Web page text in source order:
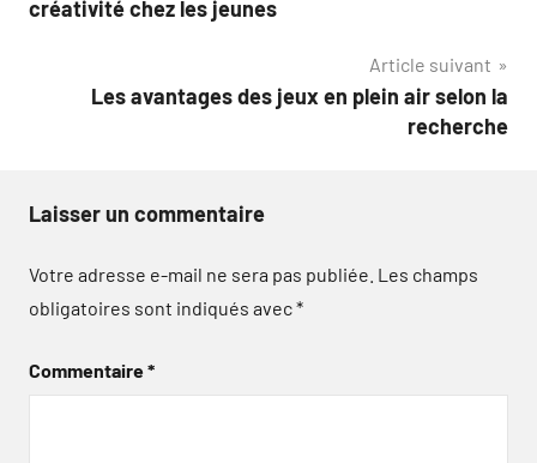
créativité chez les jeunes
Article suivant
Les avantages des jeux en plein air selon la
recherche
Laisser un commentaire
Votre adresse e-mail ne sera pas publiée. Les champs
obligatoires sont indiqués avec*
Commentaire*